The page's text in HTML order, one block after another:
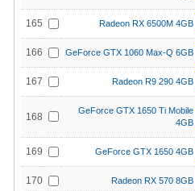
165 Radeon RX 6500M 4GB
166 GeForce GTX 1060 Max-Q 6GB
167 Radeon R9 290 4GB
168
GeForce GTX 1650 Ti Mobile
4GB
169 GeForce GTX 1650 4GB
170 Radeon RX 570 8GB